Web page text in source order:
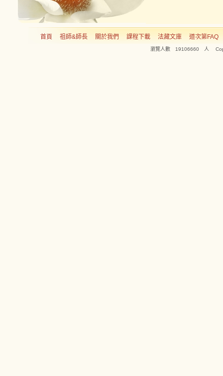
首頁 祖師&師長 關於我們 課程下載 法藏文庫 道次第FAQ
瀏覽人數 19106660 人